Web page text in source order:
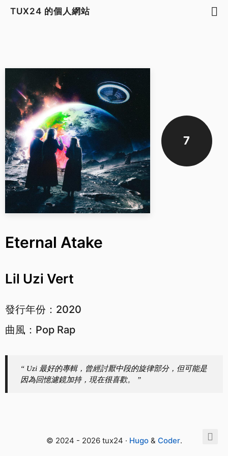
TUX24 的個人網站
7
Eternal Atake
Lil Uzi Vert
發行年份：2020
曲風：Pop Rap
“ Uzi 最好的專輯，曾經討厭中段的旋律部分，但可能是
因為回憶濾鏡加持，現在很喜歡。 ”
© 2024 - 2026 tux24 · Hugo& Coder.